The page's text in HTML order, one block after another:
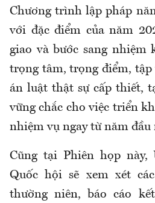
Chương trình lập pháp
với đặc điểm của năm
giao và bước sang nhiệm
trọng tâm, trọng điểm,
án luật thật sự cấp thiết,
vững chắc cho việc triển
nhiệm vụ ngay từ năm đầu
Cũng tại Phiên họp này,
Quốc hội sẽ xem xét
thường niên, báo cáo